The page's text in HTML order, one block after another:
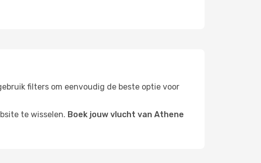
filters om eenvoudig de beste optie voor
te wisselen. Boek jouw vlucht van Athene